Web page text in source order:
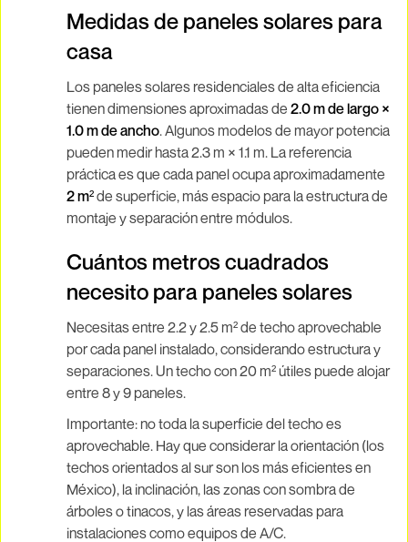
Medidas de paneles solares para
casa
Los paneles solares residenciales de alta eficiencia
tienen dimensiones aproximadas de 2.0 m de largo ×
1.0 m de ancho. Algunos modelos de mayor potencia
pueden medir hasta 2.3 m × 1.1 m. La referencia
práctica es que cada panel ocupa aproximadamente
2 m²de superficie, más espacio para la estructura de
montaje y separación entre módulos.
Cuántos metros cuadrados
necesito para paneles solares
Necesitas entre 2.2 y 2.5 m² de techo aprovechable
por cada panel instalado, considerando estructura y
separaciones. Un techo con 20 m² útiles puede alojar
entre 8 y 9 paneles.
Importante: no toda la superficie del techo es
aprovechable. Hay que considerar la orientación (los
techos orientados al sur son los más eficientes en
México), la inclinación, las zonas con sombra de
árboles o tinacos, y las áreas reservadas para
instalaciones como equipos de A/C.